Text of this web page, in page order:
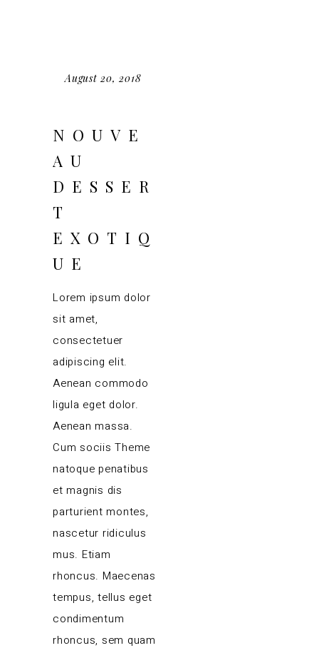
August 20, 2018
NOUVE
AU
DESSER
T
EXOTIQ
UE
Lorem ipsum dolor
sit amet,
consectetuer
adipiscing elit.
Aenean commodo
ligula eget dolor.
Aenean massa.
Cum sociis Theme
natoque penatibus
et magnis dis
parturient montes,
nascetur ridiculus
mus. Etiam
rhoncus. Maecenas
tempus, tellus eget
condimentum
rhoncus, sem quam